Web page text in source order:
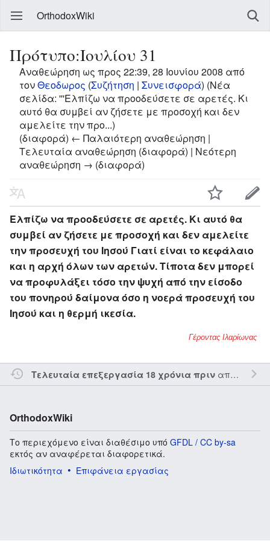
OrthodoxWiki
Πρότυπο:Ιουλίου 31
Αναθεώρηση ως προς 22:39, 28 Ιουνίου 2008 από
τονΘεοδωρος (Συζήτηση | Συνεισφορά) (Νέα
σελίδα: '''Ελπίζω να προοδεύσετε σε αρετές. Κι
αυτό θα συμβεί αν ζήσετε με προσοχή και δεν
αμελείτε την προ...)
(διαφορά) ← Παλαιότερη αναθεώρηση |
Τελευταία αναθεώρηση (διαφορά) | Νεότερη
αναθεώρηση → (διαφορά)
Ελπίζω να προοδεύσετε σε αρετές. Κι αυτό θα
συμβεί αν ζήσετε με προσοχή και δεν αμελείτε
την προσευχή του Ιησού Γιατί είναι το κεφάλαιο
και η αρχή όλων των αρετών. Τίποτα δεν μπορεί
να προφυλάξει τόσο την ψυχή από την είσοδο
του πονηρού δαίμονα όσο η νοερά προσευχή του
Ιησού και η θερμή ικεσία.
Γέροντας Ιλαρίωνας
Τελευταία επεξεργασία 18 χρόνια πριναπό τον την
OrthodoxWiki
Το περιεχόμενο είναι διαθέσιμο υπό GFDL / CC by-sa
εκτός αν αναφέρεται διαφορετικά.
Ιδιωτικότητα
Επιφάνεια εργασίας